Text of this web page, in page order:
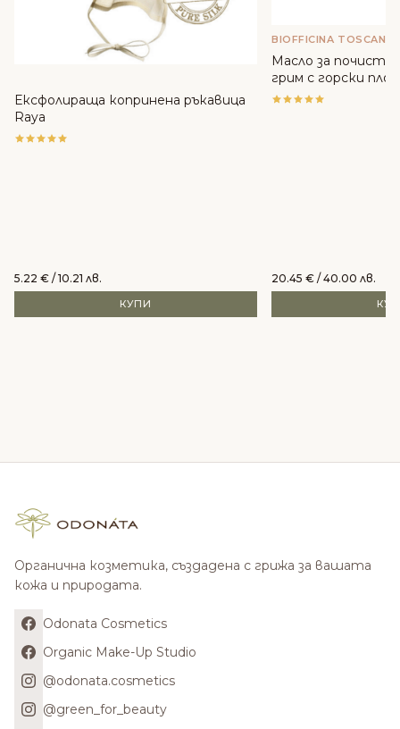
Ексфолираща копринена ръкавица
Raya
5.22 € / 10.21 лв.
КУПИ
BIOFFICINA TOSCANA
Масло за
грим с горски
Toscana
20.45 € / 40.00 лв.
Органична козметика, създадена с грижа за вашата
кожа и природата.
Odonata Cosmetics
Organic Make-Up Studio
@odonata.cosmetics
@green_for_beauty